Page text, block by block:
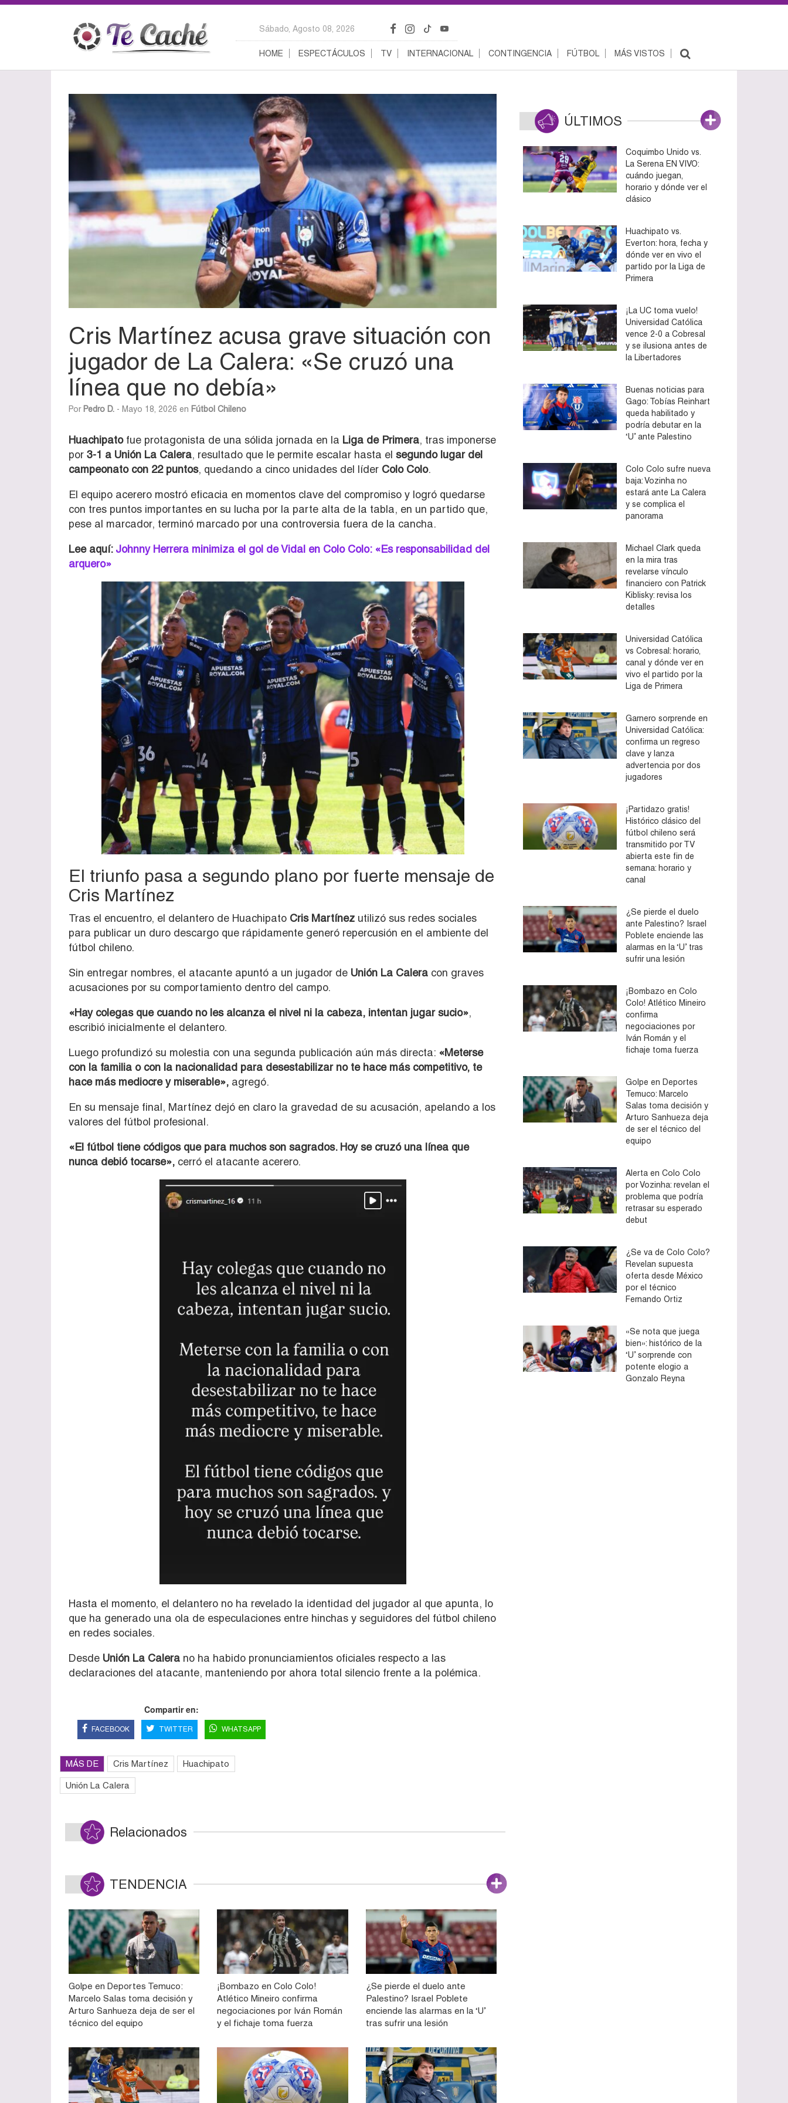
Sábado, Agosto 08, 2026
HOME ESPECTÁCULOS TV INTERNACIONAL CONTINGENCIA FÚTBOL MÁS VISTOS
Cris Martínez acusa grave situación con
jugador de La Calera: «Se cruzó una
línea que no debía»
Por Pedro D. - Mayo 18, 2026 en Fútbol Chileno
Huachipatofue protagonista de una sólida jornada en la Liga de Primera, tras imponerse
por 3-1 a Unión La Calera, resultado que le permite escalar hasta el segundo lugar del
campeonato con 22 puntos, quedando a cinco unidades del líder Colo Colo.
El equipo acerero mostró eficacia en momentos clave del compromiso y logró quedarse
con tres puntos importantes en su lucha por la parte alta de la tabla, en un partido que,
pese al marcador, terminó marcado por una controversia fuera de la cancha.
Lee aquí: Johnny Herrera minimiza el gol de Vidal en Colo Colo: «Es responsabilidad del
arquero»
El triunfo pasa a segundo plano por fuerte mensaje de
Cris Martínez
Tras el encuentro, el delantero de Huachipato Cris Martínez utilizó sus redes sociales
para publicar un duro descargo que rápidamente generó repercusión en el ambiente del
fútbol chileno.
Sin entregar nombres, el atacante apuntó a un jugador de Unión La Calera con graves
acusaciones por su comportamiento dentro del campo.
«Hay colegas que cuando no les alcanza el nivel ni la cabeza, intentan jugar sucio»,
escribió inicialmente el delantero.
Luego profundizó su molestia con una segunda publicación aún más directa: «Meterse
con la familia o con la nacionalidad para desestabilizar no te hace más competitivo, te
hace más mediocre y miserable», agregó.
En su mensaje final, Martínez dejó en claro la gravedad de su acusación, apelando a los
valores del fútbol profesional.
«El fútbol tiene códigos que para muchos son sagrados. Hoy se cruzó una línea que
nunca debió tocarse», cerró el atacante acerero.
Hasta el momento, el delantero no ha revelado la identidad del jugador al que apunta, lo
que ha generado una ola de especulaciones entre hinchas y seguidores del fútbol chileno
en redes sociales.
Desde Unión La Calera no ha habido pronunciamientos oficiales respecto a las
declaraciones del atacante, manteniendo por ahora total silencio frente a la polémica.
Compartir en:
FACEBOOK TWITTER WHATSAPP
MÁS DE Cris Martínez Huachipato
Unión La Calera
Relacionados
TENDENCIA
Golpe en Deportes Temuco:
Marcelo Salas toma decisión y
Arturo Sanhueza deja de ser el
técnico del equipo
¡Bombazo en Colo Colo!
Atlético Mineiro confirma
negociaciones por Iván Román
y el fichaje toma fuerza
¿Se pierde el duelo ante
Palestino? Israel Poblete
enciende las alarmas en la ‘U’
tras sufrir una lesión
ÚLTIMOS
Coquimbo Unido vs.
La Serena EN VIVO:
cuándo juegan,
horario y dónde ver el
clásico
Huachipato vs.
Everton: hora, fecha y
dónde ver en vivo el
partido por la Liga de
Primera
¡La UC toma vuelo!
Universidad Católica
vence 2-0 a Cobresal
y se ilusiona antes de
la Libertadores
Buenas noticias para
Gago: Tobías Reinhart
queda habilitado y
podría debutar en la
‘U’ ante Palestino
Colo Colo sufre nueva
baja: Vozinha no
estará ante La Calera
y se complica el
panorama
Michael Clark queda
en la mira tras
revelarse vínculo
financiero con Patrick
Kiblisky: revisa los
detalles
Universidad Católica
vs Cobresal: horario,
canal y dónde ver en
vivo el partido por la
Liga de Primera
Garnero sorprende en
Universidad Católica:
confirma un regreso
clave y lanza
advertencia por dos
jugadores
¡Partidazo gratis!
Histórico clásico del
fútbol chileno será
transmitido por TV
abierta este fin de
semana: horario y
canal
¿Se pierde el duelo
ante Palestino? Israel
Poblete enciende las
alarmas en la ‘U’ tras
sufrir una lesión
¡Bombazo en Colo
Colo! Atlético Mineiro
confirma
negociaciones por
Iván Román y el
fichaje toma fuerza
Golpe en Deportes
Temuco: Marcelo
Salas toma decisión y
Arturo Sanhueza deja
de ser el técnico del
equipo
Alerta en Colo Colo
por Vozinha: revelan el
problema que podría
retrasar su esperado
debut
¿Se va de Colo Colo?
Revelan supuesta
oferta desde México
por el técnico
Fernando Ortiz
«Se nota que juega
bien»: histórico de la
‘U’ sorprende con
potente elogio a
Gonzalo Reyna